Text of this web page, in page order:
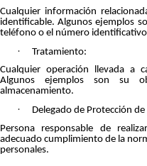
Cualquier información
identificable. Algunos ejemplos
teléfono o el número
·
Tratamiento:
Cualquier operación llevada a
Algunos ejemplos son su
almacenamiento.
·
Delegado de Protección de
Persona responsable de
adecuado cumplimiento de la
personales.